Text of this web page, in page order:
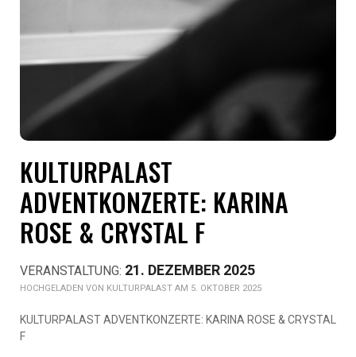
KULTURPALAST
ADVENTKONZERTE: KARINA
ROSE & CRYSTAL F
21. DEZEMBER 2025
KULTURPALAST AM 5. OKTOBER 2025
KULTURPALAST ADVENTKONZERTE: KARINA ROSE & CRYSTAL
F